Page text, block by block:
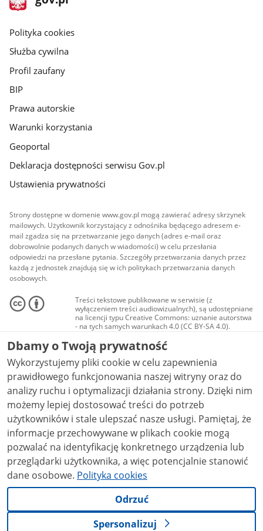
gov.pl
gov.pl
Polityka cookies
Służba cywilna
Profil zaufany
BIP
Prawa autorskie
Warunki korzystania
Geoportal
Deklaracja dostępności serwisu Gov.pl
Ustawienia prywatności
Strony dostępne w domenie www.gov.pl mogą zawierać adresy skrzynek
mailowych. Użytkownik korzystający z odnośnika będącego adresem e-
mail zgadza się na przetwarzanie jego danych (adres e-mail oraz
dobrowolnie podanych danych w wiadomości) w celu przesłania
odpowiedzi na przesłane pytania. Szczegóły przetwarzania danych przez
każdą z jednostek znajdują się w ich politykach przetwarzania danych
osobowych.
Treści tekstowe publikowane w serwisie (z
wyłączeniem treści audiowizualnych), są udostępniane
na licencji typu Creative Commons: uznanie autorstwa
- na tych samych warunkach 4.0 (CC BY-SA 4.0).
Materiały audiowizualne, w tym zdjęcia, materiały
audio i wideo, są udostępniane na licencji typu
Creative Commons: uznanie autorstwa użycie
niekomercyjne - bez utworów zależnych 4.0 (CC BY-
NC-ND 4.0), o ile nie jest to stwierdzone inaczej.
Dbamy o Twoją prywatność
Wykorzystujemy pliki cookie w celu zapewnienia
prawidłowego funkcjonowania naszej witryny oraz do
analizy ruchu i optymalizacji działania strony. Dzięki nim
możemy lepiej dostosować treści do potrzeb
użytkowników i stale ulepszać nasze usługi. Pamiętaj, że
informacje przechowywane w plikach cookie mogą
pozwalać na identyfikację konkretnego urządzenia lub
przeglądarki użytkownika, a więc potencjalnie stanowić
dane osobowe. Polityka cookies
Odrzuć
Spersonalizuj